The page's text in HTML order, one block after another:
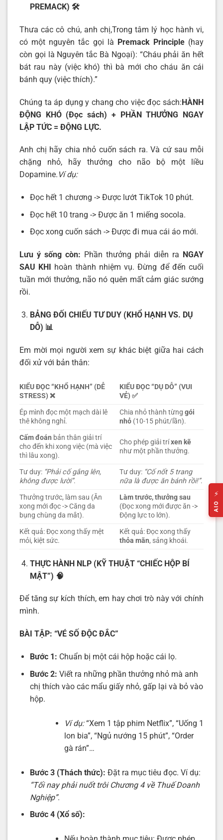
PREMACK) 🛠️
Thưa các cô chú, anh chị,Trong tâm lý học hành vi,
có một nguyên tắc gọi là Premack Principle(hay
còn gọi là Nguyên tắc Bà Ngoại): “Cháu phải ăn hết
bát rau này (việc khó) thì bà mới cho cháu ăn cái
bánh quy (việc thích).”
Chúng ta áp dụng y chang cho việc đọc sách:HÀNH
ĐỘNG KHÓ (Đọc sách) + PHẦN THƯỞNG NGAY
LẬP TỨC = ĐỘNG LỰC.
Anh chị hãy chia nhỏ cuốn sách ra. Và cứ sau mỗi
chặng nhỏ, hãy thưởng cho não bộ một liều
Dopamine. Ví dụ:
Đọc hết 1 chương -> Được lướt TikTok 10 phút.
Đọc hết 10 trang -> Được ăn 1 miếng socola.
Đọc xong cuốn sách -> Được đi mua cái áo mới.
Lưu ý sống còn: Phần thưởng phải diễn ra NGAY
SAU KHI
hoàn thành nhiệm vụ. Đừng để đến cuối
tuần mới thưởng, não nó quên mất cảm giác sướng
rồi.
BẢNG ĐỐI CHIẾU TƯ DUY (KHỔ HẠNH VS. DỤ
DỖ) 📊
Em mời mọi người xem sự khác biệt giữa hai cách
đối xử với bản thân:
KIỂU ĐỌC “KHỔ HẠNH” (DỄ
STRESS) ❌
KIỂU ĐỌC “DỤ DỖ” (VUI
VẺ)✅
Ép mình đọc một mạch dài lê
thê không nghỉ.
Chia nhỏ thành từnggói
nhỏ (10-15 phút/lần).
Cấm đoán bản thân giải trí
cho đến khi xong việc (mà việc
thì lâu xong).
Cho phép giải tríxen kẽ
như một phần thưởng.
Tư duy: “Phải cố gắng lên,
không được lười”.
Tư duy: “Cố nốt 5 trang
nữa là được ăn bánh rồi!”.
Thưởng trước, làm sau (Ăn
xong mới đọc -> Căng da
bụng chùng da mắt).
Làm trước, thưởng sau
(Đọc xong mới được ăn ->
Động lực to lớn).
Kết quả: Đọc xong thấy mệt
mỏi, kiệt sức.
Kết quả: Đọc xong thấy
thỏa mãn, sảng khoái.
THỰC HÀNH NLP (KỸ THUẬT “CHIẾC HỘP BÍ
MẬT”) 🧠
Để tăng sự kích thích, em hay chơi trò này với chính
mình.
BÀI TẬP: “VÉ SỐ ĐỘC ĐẮC”
Bước 1: Chuẩn bị một cái hộp hoặc cái lọ.
Bước 2: Viết ra những phần thưởng nhỏ mà anh
chị thích vào các mẩu giấy nhỏ, gấp lại và bỏ vào
hộp.
Ví dụ:“Xem 1 tập phim Netflix”, “Uống 1
lon bia”, “Ngủ nướng 15 phút”, “Order
gà rán”…
Bước 3 (Thách thức): Đặt ra mục tiêu đọc. Ví dụ:
“Tối nay phải nuốt trôi Chương 4 về Thuế Doanh
Nghiệp”.
Bước 4 (Xổ số):
⚡
AIO